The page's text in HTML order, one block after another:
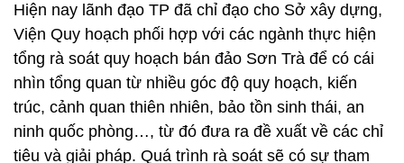
Hiện nay lãnh đạo TP đã chỉ đạo cho Sở xây dựng,
Viện Quy hoạch phối hợp với các ngành thực hiện
tổng rà soát quy hoạch bán đảo Sơn Trà để có cái
nhìn tổng quan từ nhiều góc độ quy hoạch, kiến
trúc, cảnh quan thiên nhiên, bảo tồn sinh thái, an
ninh quốc phòng…, từ đó đưa ra đề xuất về các chỉ
tiêu và giải pháp. Quá trình rà soát sẽ có sự tham